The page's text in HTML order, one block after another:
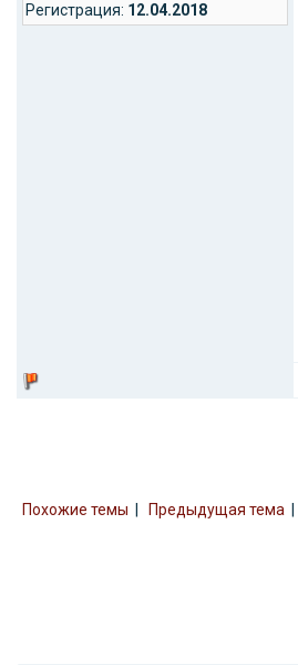
Регистрация: 12.04.2018
Похожие темы Предыдущая тема